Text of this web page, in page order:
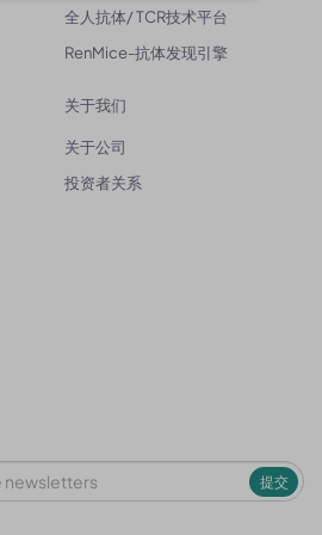
全人抗体/ TCR技术平台
RenMice-抗体发现引擎
关于我们
关于公司
投资者关系
提交